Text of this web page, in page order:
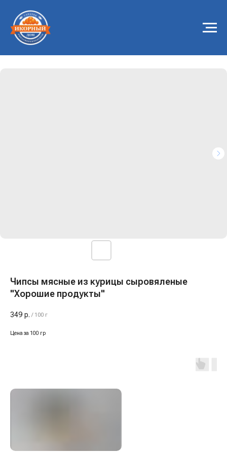
Чипсы мясные из курицы сыровяленые
"Хорошие продукты"
349 р. / 100 г
Цена за 100 гр